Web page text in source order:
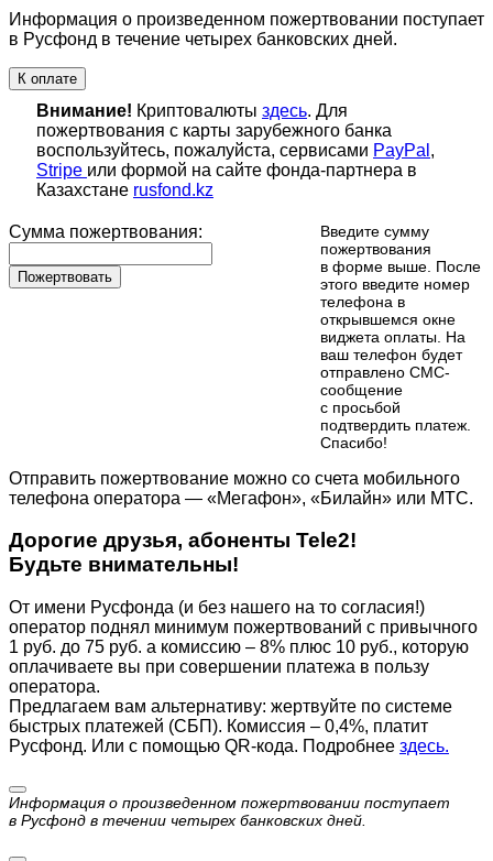
Информация о произведенном пожертвовании поступает
в Русфонд в течение четырех банковских дней.
К оплате
Внимание! Криптовалюты здесь. Для
пожертвования с карты зарубежного банка
воспользуйтесь, пожалуйста, сервисами PayPal ,
Stripe или формой на сайте фонда-партнера в
Казахстане rusfond.kz
Сумма пожертвования:
Пожертвовать
Введите сумму
пожертвования
в форме выше. После
этого введите номер
телефона в
открывшемся окне
виджета оплаты. На
ваш телефон будет
отправлено СМС-
сообщение
с просьбой
подтвердить платеж.
Cпасибо!
Отправить пожертвование можно со счета мобильного
телефона оператора — «Мегафон», «Билайн» или МТС.
Дорогие друзья, абоненты Tele2!
Будьте внимательны!
От имени Русфонда (и без нашего на то согласия!)
оператор поднял минимум пожертвований с привычного
1 руб. до 75 руб. а комиссию – 8% плюс 10 руб., которую
оплачиваете вы при совершении платежа в пользу
оператора.
Предлагаем вам альтернативу: жертвуйте по cистеме
быстрых платежей (СБП). Комиссия – 0,4%, платит
Русфонд. Или с помощью QR-кода. Подробнее здесь.
Информация о произведенном пожертвовании поступает
в Русфонд в течении четырех банковских дней.